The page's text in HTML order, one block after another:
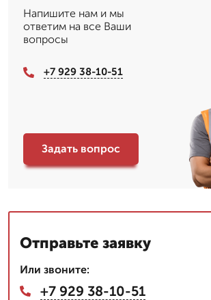
Напишите нам и мы
ответим на все Ваши
вопросы
+7 929 38-10-51
Задать вопрос
Отправьте заявку
Или звоните:
+7 929 38-10-51